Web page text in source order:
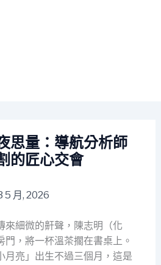
思量：導航分析師
的匠心交會
5 月, 2026
來細微的鼾聲，陳志明（化
門，將一杯溫茶擱在書桌上。
月亮」出生不過三個月，這是